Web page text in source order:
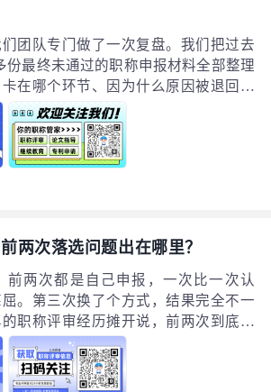
团队专门做了一次复盘。我们把过去
份最终未通过的职称申报材料全部整理
在哪个环节、因为什么原因被退回，
问题。结果确实很有启发——排名前
不通过案例的53%。第一类：材料内
题大多在**初审环节**就被发现。比
线和上传的社保记录存在矛盾； 系统
，比毕业证上的实际日期晚了一年。
两次落选问题出在哪里？
前两次都是自己申报，一次比一次认
。第三次换了个方式，结果完全不一
职称评审经历摊开说，前两次到底输
哪。先说第一年。那年我连申报系统
己的理解一个个传上去，传完觉得齐
去没两天，审核退回了，原因有好几